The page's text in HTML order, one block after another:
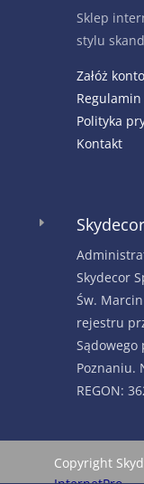
Sklep
stylu
Załóż
Regulamin
Polityka
Kontakt
E
Skydecor
Św.
rejestru
Sądowego
Poznaniu.
REGON:
Copyright